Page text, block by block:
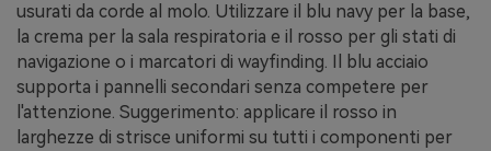
usurati da corde al molo. Utilizzare il blu navy per la base,
la crema per la sala respiratoria e il rosso per gli stati di
navigazione o i marcatori di wayfinding. Il blu acciaio
supporta i pannelli secondari senza competere per
l'attenzione. Suggerimento: applicare il rosso in
larghezze di strisce uniformi su tutti i componenti per